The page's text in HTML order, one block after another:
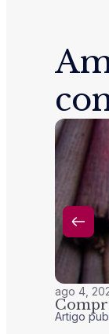
ago 4,
Artigo